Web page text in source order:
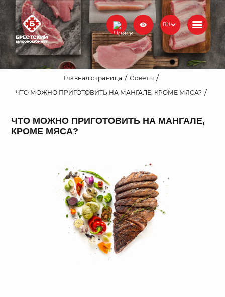
RU
Главная страница
Советы
ЧТО МОЖНО ПРИГОТОВИТЬ НА МАНГАЛЕ, КРОМЕ МЯСА?
ЧТО МОЖНО ПРИГОТОВИТЬ НА МАНГАЛЕ,
КРОМЕ МЯСА?